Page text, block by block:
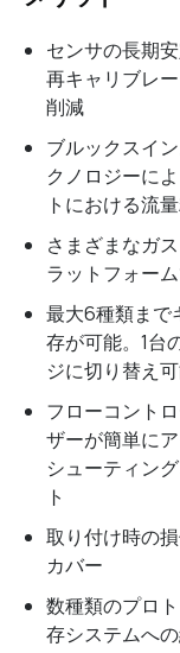
センサの長期
再キャリブレ
削減
ブルックスイ
クノロジーに
トにおける流
さまざまなガ
ラットフォー
最大6種類まで
存が可能。1台
ジに切り替え
フローコント
ザーが簡単に
シューティン
ト
取り付け時の
カバー
数種類のプロ
存システムへ